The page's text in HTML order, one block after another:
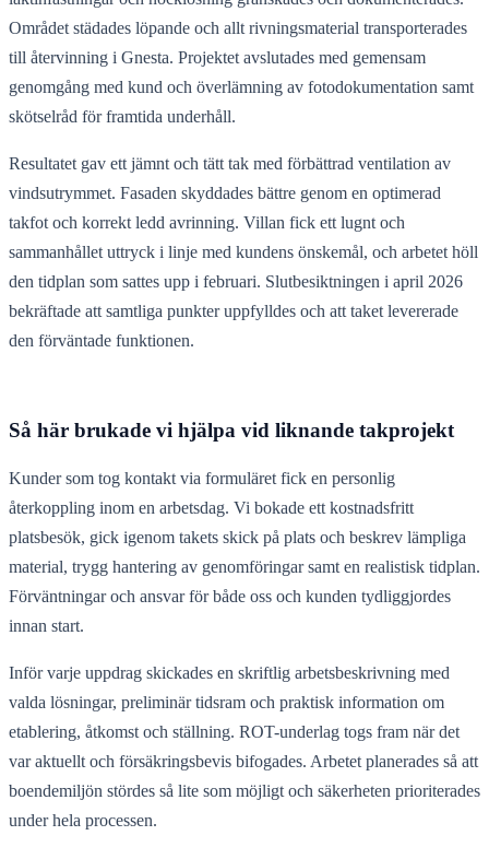
Området städades löpande och allt rivningsmaterial transporterades
till återvinning i Gnesta. Projektet avslutades med gemensam
genomgång med kund och överlämning av fotodokumentation samt
skötselråd för framtida underhåll.
Resultatet gav ett jämnt och tätt tak med förbättrad ventilation av
vindsutrymmet. Fasaden skyddades bättre genom en optimerad
takfot och korrekt ledd avrinning. Villan fick ett lugnt och
sammanhållet uttryck i linje med kundens önskemål, och arbetet höll
den tidplan som sattes upp i februari. Slutbesiktningen i april 2026
bekräftade att samtliga punkter uppfylldes och att taket levererade
den förväntade funktionen.
Så här brukade vi hjälpa vid liknande takprojekt
Kunder som tog kontakt via formuläret fick en personlig
återkoppling inom en arbetsdag. Vi bokade ett kostnadsfritt
platsbesök, gick igenom takets skick på plats och beskrev lämpliga
material, trygg hantering av genomföringar samt en realistisk tidplan.
Förväntningar och ansvar för både oss och kunden tydliggjordes
innan start.
Inför varje uppdrag skickades en skriftlig arbetsbeskrivning med
valda lösningar, preliminär tidsram och praktisk information om
etablering, åtkomst och ställning. ROT-underlag togs fram när det
var aktuellt och försäkringsbevis bifogades. Arbetet planerades så att
boendemiljön stördes så lite som möjligt och säkerheten prioriterades
under hela processen.